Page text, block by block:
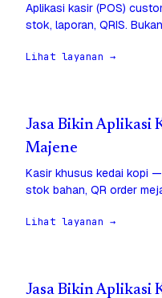
Aplikasi kasir (POS)
stok, laporan, QRIS.
Lihat layanan →
Jasa Bikin Aplikasi
Majene
Kasir khusus kedai kopi
stok bahan, QR order
Lihat layanan →
Jasa Bikin Aplikasi